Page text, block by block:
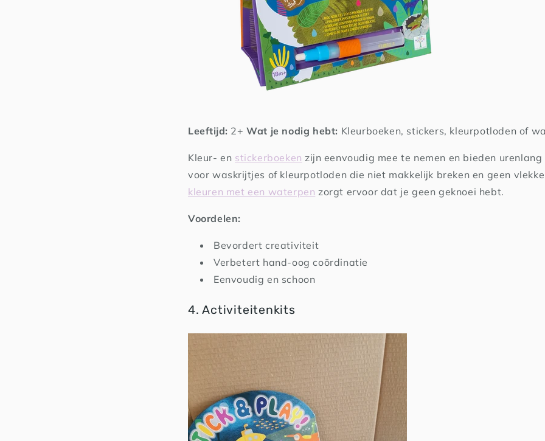
Leeftijd: 2+Wat je nodig hebt: Kleurboeken, stickers, kleurpotloden of
Kleur- en stickerboeken zijn eenvoudig mee te nemen en bieden urenlang
voor waskrijtjes of kleurpotloden die niet makkelijk breken en geen
kleuren met een waterpen zorgt ervoor dat je geen geknoei hebt.
Voordelen:
Bevordert creativiteit
Verbetert hand-oog coördinatie
Eenvoudig en schoon
4. Activiteitenkits